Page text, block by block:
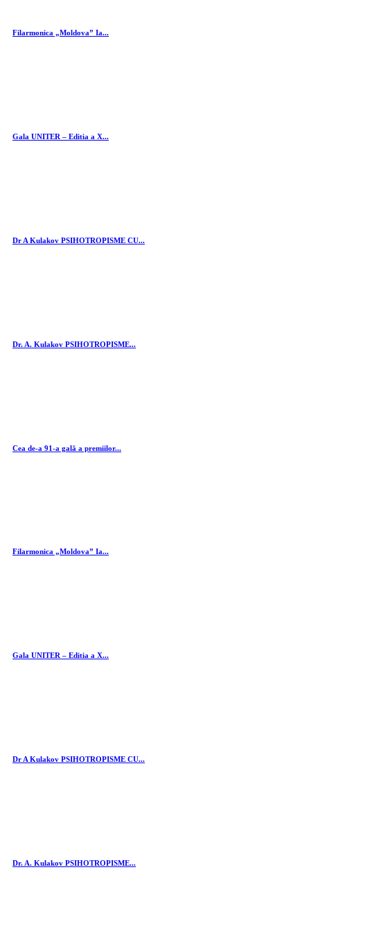
Filarmonica „Moldova” Ia...
Gala UNITER – Editia a X...
Dr A Kulakov PSIHOTROPISME CU...
Dr. A. Kulakov PSIHOTROPISME...
Cea de-a 91-a gală a premiilor...
Filarmonica „Moldova” Ia...
Gala UNITER – Editia a X...
Dr A Kulakov PSIHOTROPISME CU...
Dr. A. Kulakov PSIHOTROPISME...